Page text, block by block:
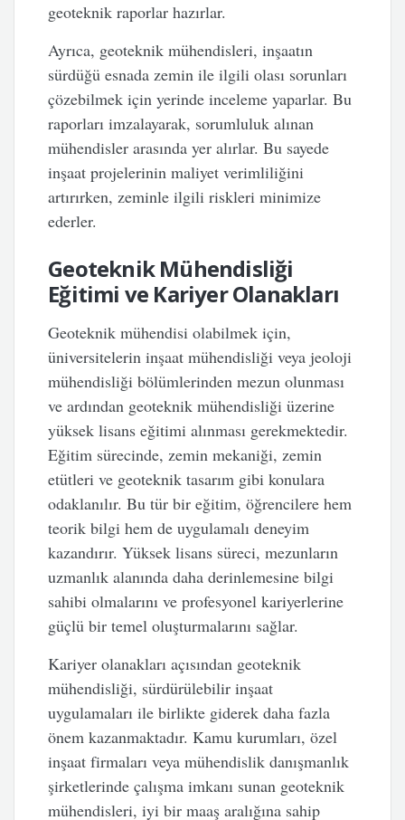
geoteknik raporlar hazırlar.
Ayrıca, geoteknik mühendisleri, inşaatın
sürdüğü esnada zemin ile ilgili olası sorunları
çözebilmek için yerinde inceleme yaparlar. Bu
raporları imzalayarak, sorumluluk alınan
mühendisler arasında yer alırlar. Bu sayede
inşaat projelerinin maliyet verimliliğini
artırırken, zeminle ilgili riskleri minimize
ederler.
Geoteknik Mühendisliği
Eğitimi ve Kariyer Olanakları
Geoteknik mühendisi olabilmek için,
üniversitelerin inşaat mühendisliği veya jeoloji
mühendisliği bölümlerinden mezun olunması
ve ardından geoteknik mühendisliği üzerine
yüksek lisans eğitimi alınması gerekmektedir.
Eğitim sürecinde, zemin mekaniği, zemin
etütleri ve geoteknik tasarım gibi konulara
odaklanılır. Bu tür bir eğitim, öğrencilere hem
teorik bilgi hem de uygulamalı deneyim
kazandırır. Yüksek lisans süreci, mezunların
uzmanlık alanında daha derinlemesine bilgi
sahibi olmalarını ve profesyonel kariyerlerine
güçlü bir temel oluşturmalarını sağlar.
Kariyer olanakları açısından geoteknik
mühendisliği, sürdürülebilir inşaat
uygulamaları ile birlikte giderek daha fazla
önem kazanmaktadır. Kamu kurumları, özel
inşaat firmaları veya mühendislik danışmanlık
şirketlerinde çalışma imkanı sunan geoteknik
mühendisleri, iyi bir maaş aralığına sahip